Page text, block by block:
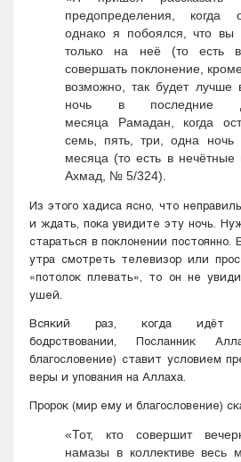
предопределения, когда
однако я побоялся, что вы
только на неё (то есть
совершать поклонение,
возможно, так будет
ночь в последние
месяца Рамадан, когда
семь, пять, три, одна ночь
месяца (то есть в
Ахмад, № 5/324).
Из этого хадиса ясно, что
и ждать, пока увидите эту ночь.
стараться в поклонении
утра смотреть телевизор или
«потолок плевать», то он не
ушей.
Всякий раз, когда
бодрствовании, Посланник
благословение) ставит условием
веры и упования на Аллаха.
Пророк (мир ему и благословение)
«Тот, кто совершит
намазы в коллективе весь